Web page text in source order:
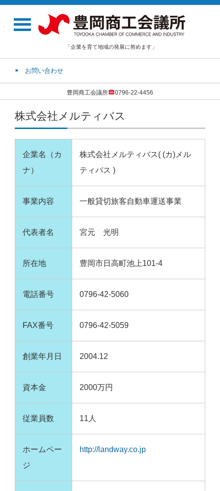
「企業を育て地域の発展に努めます」
お問い合わせ
豊岡商工会議所 0796-22-4456
株式会社メルティバス
企業名（カ
ナ）
株式会社メルティバス( (カ)メル
ティバス )
事業内容 一般貸切旅客自動車運送事業
代表者名 宮元 光明
所在地 豊岡市日高町池上101-4
電話番号 0796-42-5060
FAX番号 0796-42-5059
創業年月日 2004.12
資本金 2000万円
従業員数 11人
ホームペー
ジ
http://landway.co.jp